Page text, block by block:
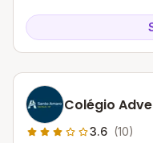
Colégio
3.6 (10)